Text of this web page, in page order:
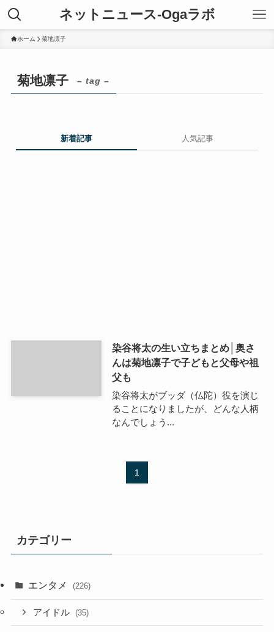
ネットニュース-Ogaラボ
ホーム 菊地凛子
菊地凛子 – tag –
新着記事 人気記事
染谷将太の生い立ちまとめ│奥さ
んは菊地凛子で子どもと父母や祖
父も
染谷将太がブッダ（仏陀）役を演じ
ることになりましたが、どんな人柄
なんでしょう...
1
カテゴリー
エンタメ (226)
アイドル (35)